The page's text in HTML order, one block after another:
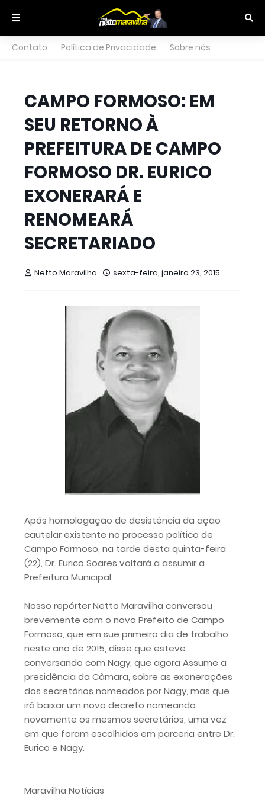
Contato Política de Privacidade Sobre nós
CAMPO FORMOSO: EM
SEU RETORNO À
PREFEITURA DE CAMPO
FORMOSO DR. EURICO
EXONERARÁ E
RENOMEARÁ
SECRETARIADO
Netto Maravilha sexta-feira, janeiro 23, 2015
Após homologação de desistência da ação
cautelar existente no processo político de
Campo Formoso, na tarde desta quinta-feira
(22), Dr. Eurico Soares voltará a assumir a
Prefeitura Municipal.
Nosso repórter Netto Maravilha conversou
brevemente com o novo Prefeito de Campo
Formoso, que em sue primeiro dia de trabalho
neste ano de 2015, disse que esteve
conversando com Nagy, que agora Assume a
presidência da Câmara, sobre as exonerações
dos secretários nomeados por Nagy, mas que
irá baixar um novo decreto nomeando
novamente os mesmos secretários, uma vez
em que foram escolhidos em parceria entre Dr.
Eurico e Nagy.
Maravilha Notícias